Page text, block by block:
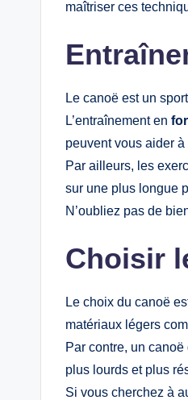
maîtriser ces
Le canoë est un
L’entraînement en
peuvent vous aider
Par ailleurs, les
sur une plus longue
N’oubliez pas de
Choisir
Le choix du canoë
matériaux légers
Par contre, un
plus lourds et plus
Si vous cherchez à